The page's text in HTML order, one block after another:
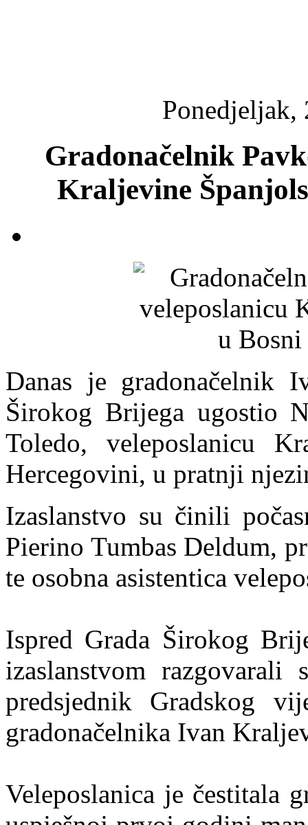
Ponedjeljak,
Gradonačelnik
Kraljevine
Danas je gradonačelnik
Širokog Brijega ugostio
Toledo, veleposlanicu
Hercegovini, u pratnji
Izaslanstvo su činili
Pierino Tumbas Deldum,
te osobna asistentica
Ispred Grada Širokog
izaslanstvom
predsjednik Gradskog
gradonačelnika Ivan
Veleposlanica je čestitala